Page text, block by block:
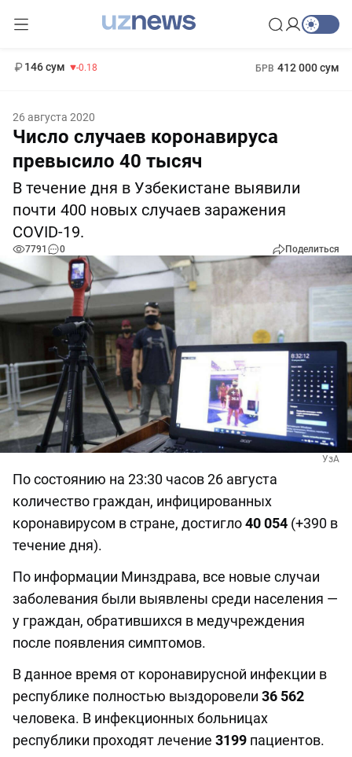
146 сум -0.18 БРВ 412 000 сум
26 августа 2020
Число случаев коронавируса
превысило 40 тысяч
В течение дня в Узбекистане выявили
почти 400 новых случаев заражения
COVID-19.
7791 0 Поделиться
УзА
По состоянию на 23:30 часов 26 августа
количество граждан, инфицированных
коронавирусом в стране, достигло40 054 (+390 в
течение дня).
По информации Минздрава, все новые случаи
заболевания были выявлены среди населения —
у граждан, обратившихся в медучреждения
после появления симптомов.
В данное время от коронавирусной инфекции в
республике полностью выздоровели 36 562
человека. В инфекционных больницах
республики проходят лечение 3199 пациентов.